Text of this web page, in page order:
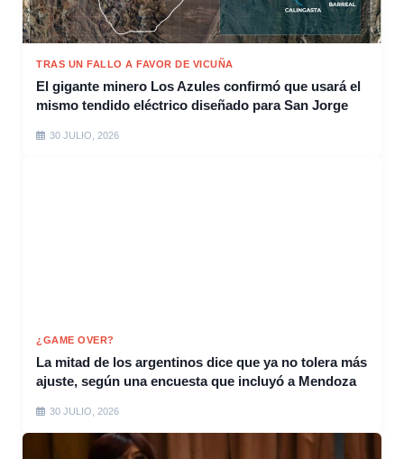
TRAS UN FALLO A FAVOR DE VICUÑA
El gigante minero Los Azules confirmó que usará el
mismo tendido eléctrico diseñado para San Jorge
30 JULIO, 2026
¿GAME OVER?
La mitad de los argentinos dice que ya no tolera más
ajuste, según una encuesta que incluyó a Mendoza
30 JULIO, 2026